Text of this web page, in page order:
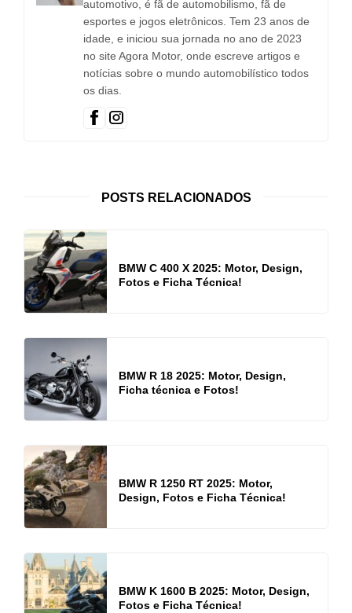
automotivo, é fã de automobilismo, fã de
esportes e jogos eletrônicos. Tem 23 anos de
idade, e iniciou sua jornada no ano de 2023
no site Agora Motor, onde escreve artigos e
notícias sobre o mundo automobilístico todos
os dias.
POSTS RELACIONADOS
BMW C 400 X 2025: Motor, Design,
Fotos e Ficha Técnica!
BMW R 18 2025: Motor, Design,
Ficha técnica e Fotos!
BMW R 1250 RT 2025: Motor,
Design, Fotos e Ficha Técnica!
BMW K 1600 B 2025: Motor, Design,
Fotos e Ficha Técnica!